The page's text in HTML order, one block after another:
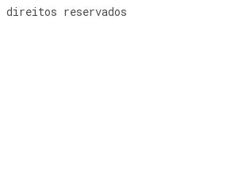
direitos reservados